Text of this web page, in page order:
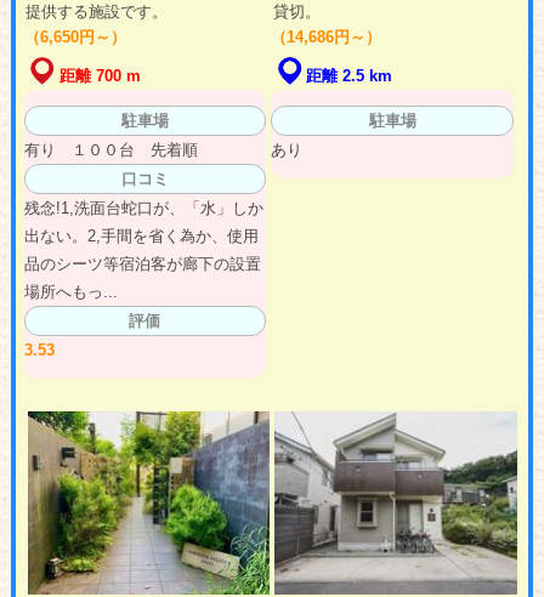
提供する施設です。
（6,650円～）
距離 700 m
駐車場
有り １００台 先着順
口コミ
残念!1,洗面台蛇口が、「水」しか
出ない。2,手間を省く為か、使用
品のシーツ等宿泊客が廊下の設置
場所へもっ...
評価
3.53
貸切。
（14,686円～）
距離 2.5 km
駐車場
あり